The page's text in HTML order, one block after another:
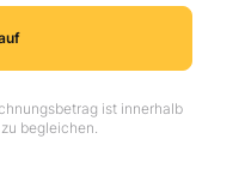
ist innerhalb
begleichen.